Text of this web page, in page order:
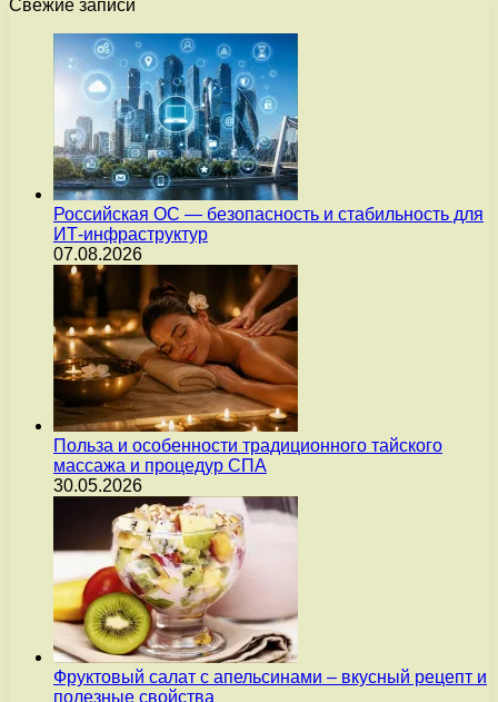
Свежие записи
Российская ОС — безопасность и стабильность для
ИТ-инфраструктур
07.08.2026
Польза и особенности традиционного тайского
массажа и процедур СПА
30.05.2026
Фруктовый салат с апельсинами – вкусный рецепт и
полезные свойства